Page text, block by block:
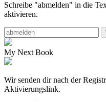
Schreibe "abmelden" in die
aktivieren.
My Next Book
Wir senden dir nach der
Aktivierungslink.